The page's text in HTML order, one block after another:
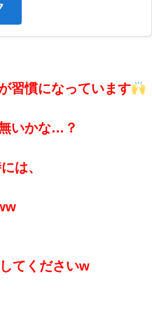
習慣になっています
いかな…？
は、
てくださいw